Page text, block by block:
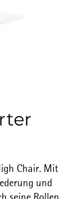
Chair. Mit
und